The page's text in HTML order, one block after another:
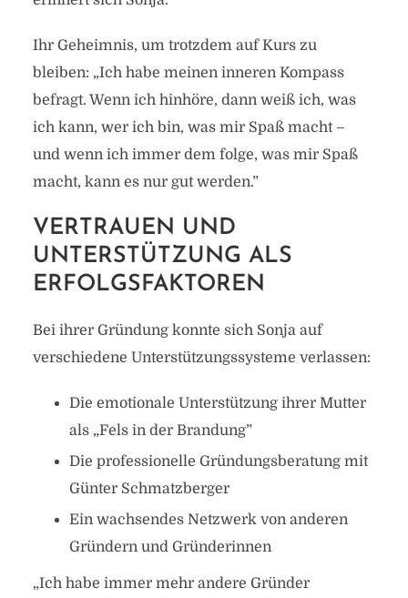
Ihr Geheimnis, um trotzdem auf Kurs zu
bleiben: „Ich habe meinen inneren Kompass
befragt. Wenn ich hinhöre, dann weiß ich, was
ich kann, wer ich bin, was mir Spaß macht –
und wenn ich immer dem folge, was mir Spaß
macht, kann es nur gut werden.”
VERTRAUEN UND
UNTERSTÜTZUNG ALS
ERFOLGSFAKTOREN
Bei ihrer Gründung konnte sich Sonja auf
verschiedene Unterstützungssysteme verlassen:
Die emotionale Unterstützung ihrer Mutter
als „Fels in der Brandung”
Die professionelle Gründungsberatung mit
Günter Schmatzberger
Ein wachsendes Netzwerk von anderen
Gründern und Gründerinnen
„Ich habe immer mehr andere Gründer